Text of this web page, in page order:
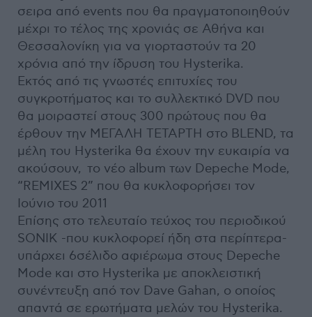
σειρα από events που θα πραγματοποιηθούν
μέχρι το τέλος της χρονιάς σε Αθήνα και
Θεσσαλονίκη για να γιορταστούν τα 20
χρόνια από την ίδρυση του Hysterika.
Εκτός από τις γνωστές επιτυχίες του
συγκροτήματος και το συλλεκτικό DVD που
θα μοιραστεί στους 300 πρώτους που θα
έρθουν την ΜΕΓΑΛΗ ΤΕΤΑΡΤΗ στο BLEND, τα
μέλη του Hysterika θα έχουν την ευκαιρία να
ακούσουν, το νέο album των Depeche Mode,
“REMIXES 2” που θα κυκλοφορήσει τον
Ιούνιο του 2011
Επίσης στο τελευταίο τεύχος του περιοδικού
SONIK -που κυκλοφορεί ήδη στα περίπτερα-
υπάρχει 6σέλιδο αφιέρωμα στους Depeche
Mode και στο Hysterika με αποκλειστική
συνέντευξη από τον Dave Gahan, ο οποίος
απαντά σε ερωτήματα μελών του Hysterika.